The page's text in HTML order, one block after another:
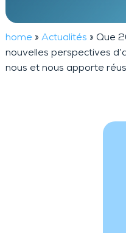
home » Actualités » Que
nouvelles perspectives
nous et nous apporte